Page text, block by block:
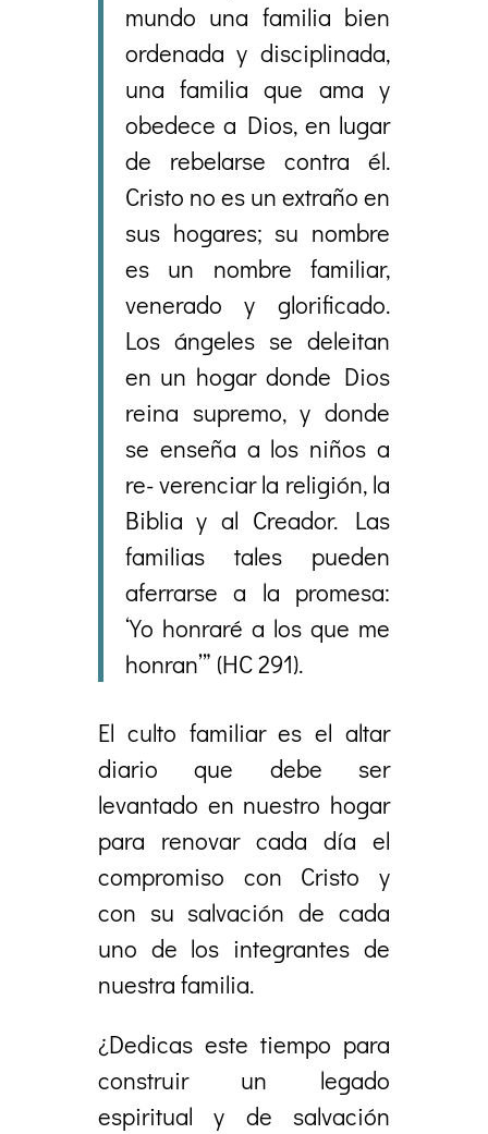
mundo una familia bien
ordenada y disciplinada,
una familia que ama y
obedece a Dios, en lugar
de rebelarse contra él.
Cristo no es un extraño en
sus hogares; su nombre
es un nombre familiar,
venerado y glorificado.
Los ángeles se deleitan
en un hogar donde Dios
reina supremo, y donde
se enseña a los niños a
re- verenciar la religión, la
Biblia y al Creador. Las
familias tales pueden
aferrarse a la promesa:
‘Yo honraré a los que me
honran’” (HC 291).
El culto familiar es el altar
diario que debe ser
levantado en nuestro hogar
para renovar cada día el
compromiso con Cristo y
con su salvación de cada
uno de los integrantes de
nuestra familia.
¿Dedicas este tiempo para
construir un legado
espiritual y de salvación